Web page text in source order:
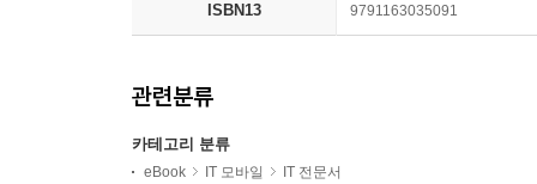
ISBN13 9791163035091
관련분류
카테고리 분류
eBook IT 모바일 IT 전문서